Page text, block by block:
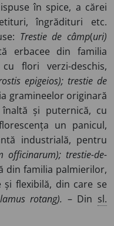
în spice, a cărei
îngrădituri etc.
Trestie de câmp(uri)
erbacee din familia
flori verzi-deschis,
epigeios); trestie de
gramineelor originară
și puternică, cu
un panicul,
industrială, pentru
officinarum); trestie-de-
din familia palmierilor,
flexibilă, din care se
rotang). – Din sl.